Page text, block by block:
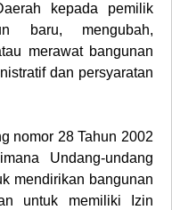
kepada pemilik
baru, mengubah,
merawat bangunan
dan persyaratan
nomor 28 Tahun 2002
Undang-undang
mendirikan bangunan
untuk memiliki Izin